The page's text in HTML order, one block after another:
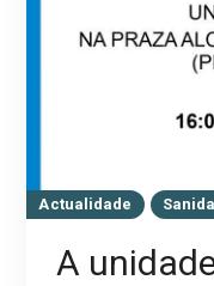
Actualidade
A